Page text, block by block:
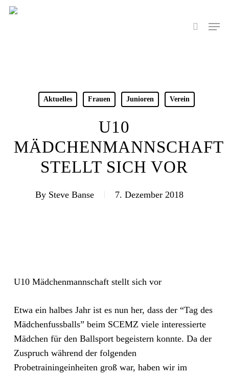
Skip
search
Menu
Aktuelles Frauen Junioren Verein
U10
MÄDCHENMANNSCHAFT
STELLT SICH VOR
By Steve Banse 7. Dezember 2018
U10 Mädchenmannschaft stellt sich vor
Etwa ein halbes Jahr ist es nun her, dass der “Tag des
Mädchenfussballs” beim SCEMZ viele interessierte
Mädchen für den Ballsport begeistern konnte. Da der
Zuspruch während der folgenden
Probetrainingeinheiten groß war, haben wir im